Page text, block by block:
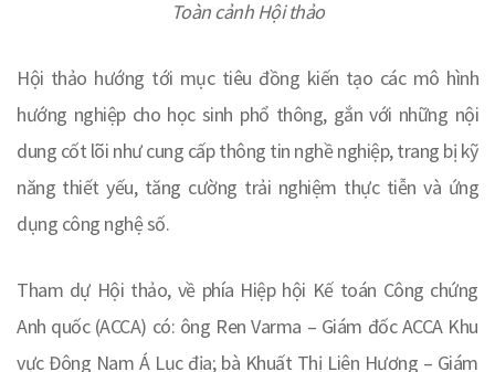
Toàn cảnh Hội thảo
Hội thảo hướng tới mục tiêu đồng kiến tạo các mô hình
hướng nghiệp cho học sinh phổ thông, gắn với những nội
dung cốt lõi như cung cấp thông tin nghề nghiệp, trang bị kỹ
năng thiết yếu, tăng cường trải nghiệm thực tiễn và ứng
dụng công nghệ số.
Tham dự Hội thảo, về phía Hiệp hội Kế toán Công chứng
Anh quốc (ACCA) có: ông Ren Varma – Giám đốc ACCA Khu
vực Đông Nam Á Lục địa; bà Khuất Thị Liên Hương – Giám